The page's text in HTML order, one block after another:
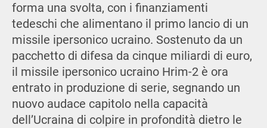
forma una svolta, con i finanziamenti
tedeschi che alimentano il primo lancio di un
missile ipersonico ucraino. Sostenuto da un
pacchetto di difesa da cinque miliardi di euro,
il missile ipersonico ucraino Hrim-2 è ora
entrato in produzione di serie, segnando un
nuovo audace capitolo nella capacità
dell’Ucraina di colpire in profondità dietro le